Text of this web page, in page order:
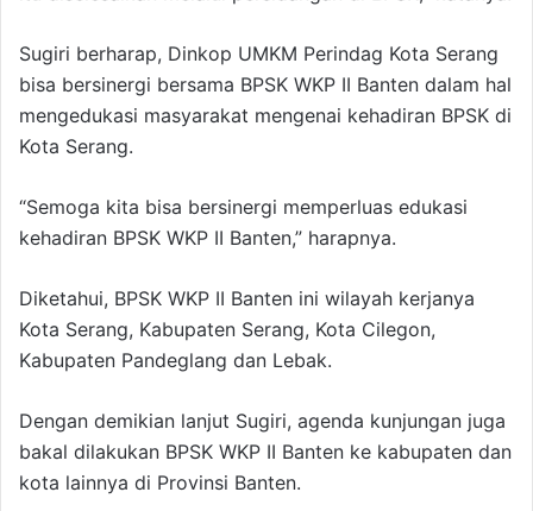
Sugiri berharap, Dinkop UMKM Perindag Kota Serang
bisa bersinergi bersama BPSK WKP II Banten dalam hal
mengedukasi masyarakat mengenai kehadiran BPSK di
Kota Serang.
“Semoga kita bisa bersinergi memperluas edukasi
kehadiran BPSK WKP II Banten,” harapnya.
Diketahui, BPSK WKP II Banten ini wilayah kerjanya
Kota Serang, Kabupaten Serang, Kota Cilegon,
Kabupaten Pandeglang dan Lebak.
Dengan demikian lanjut Sugiri, agenda kunjungan juga
bakal dilakukan BPSK WKP II Banten ke kabupaten dan
kota lainnya di Provinsi Banten.